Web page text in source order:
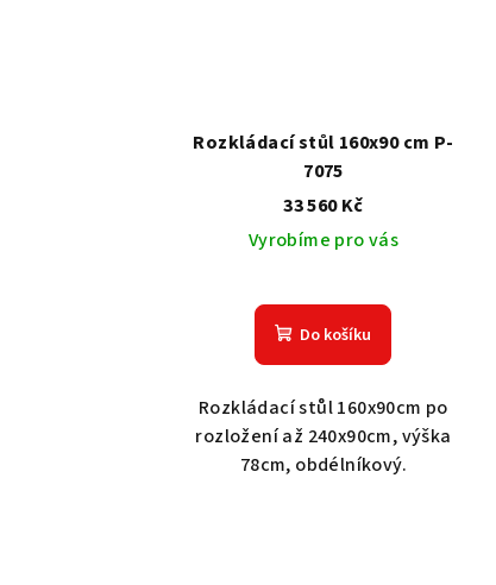
Rozkládací stůl 160x90 cm P-
7075
33 560 Kč
Vyrobíme pro vás
Do košíku
Rozkládací stůl 160x90cm po
rozložení až 240x90cm, výška
78cm, obdélníkový.